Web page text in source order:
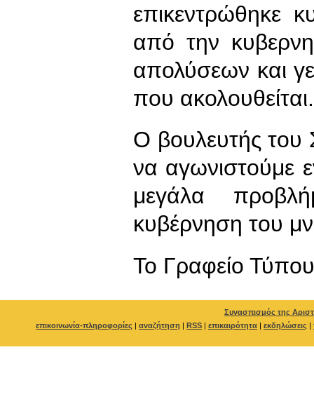
επικεντρώθηκε
από την
απολύσεων και
που ακολουθείται.
Ο βουλευτής του
να αγωνιστούμε
μεγάλα
κυβέρνηση του
To Γραφείο Τύπου
Συνασπισμός της
επικοινωνία-πληροφορίες | αναζήτηση | RSS | επικαιρότητα | εκδηλώσεις |